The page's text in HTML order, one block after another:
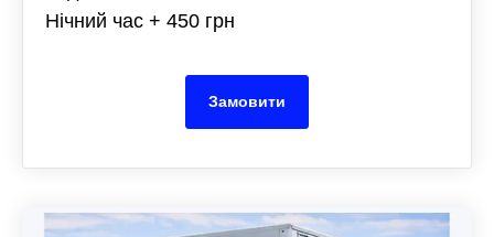
Нічний час + 450 грн
Замовити